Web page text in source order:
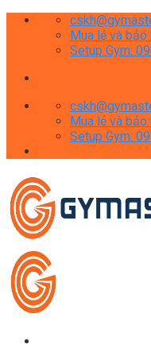
Skip
Mua lẻ và
Setup Gym:
Mua lẻ và
Setup Gym: